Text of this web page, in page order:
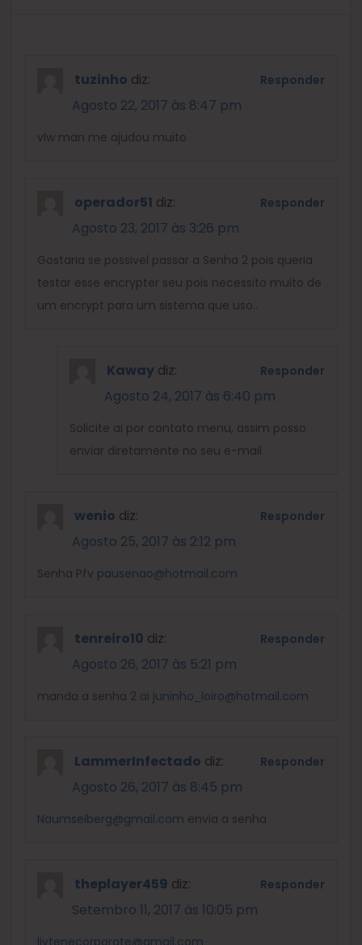
tuzinho diz:
Agosto 22, 2017 às 8:47 pm
vlw man me ajudou muito
Responder
operador51 diz:
Agosto 23, 2017 às 3:26 pm
Gostaria se possivel passar a Senha 2 pois queria
testar esse encrypter seu pois necessito muito de
um encrypt para um sistema que uso..
Responder
Kaway diz:
Agosto 24, 2017 às 6:40 pm
Solicite ai por contato menu, assim posso
enviar diretamente no seu e-mail
Responder
wenio diz:
Agosto 25, 2017 às 2:12 pm
Senha Pfv pausenao@hotmail.com
Responder
tenreiro10 diz:
Agosto 26, 2017 às 5:21 pm
manda a senha 2 ai juninho_loiro@hotmail.com
Responder
LammerInfectado diz:
Agosto 26, 2017 às 8:45 pm
Naumseiberg@gmail.com envia a senha
Responder
theplayer459 diz:
Setembro 11, 2017 às 10:05 pm
Responder